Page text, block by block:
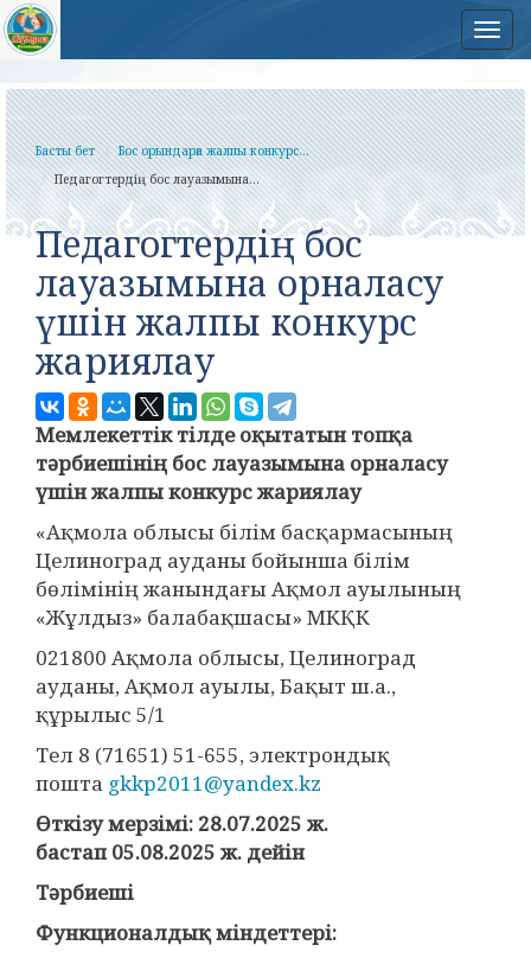
Басты бет
Бос орындарға жалпы конкурс...
Педагогтердің бос лауазымына...
Педагогтердің бос
лауазымына орналасу
үшін жалпы конкурс
жариялау
Мемлекеттіктілде оқытатын топқа
тәрбиешінің бос лауазымына орналасу
үшін жалпы конкурс жариялау
«Ақмола облысы білім басқармасының
Целиноград ауданы бойынша білім
бөлімінің жанындағы Ақмол ауылының
«Жұлдыз» балабақшасы» МКҚК
021800 Ақмола облысы, Целиноград
ауданы, Ақмол ауылы, Бақыт ш.а.,
құрылыс 5/1
Тел 8 (71651) 51-655, электрондық
пошта gkkp2011@yandex.kz
Өткізу мерзімі: 28.07.2025 ж.
бастап 05.08.2025 ж. дейін
Тәрбиеші
Функционалдық міндеттері: